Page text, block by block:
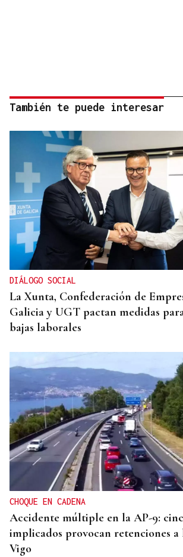
También te puede interesar
DIÁLOGO SOCIAL
La Xunta, Confederación de
Galicia y UGT pactan medidas
bajas laborales
CHOQUE EN CADENA
Accidente múltiple en la AP-9:
implicados provocan retenciones a
Vigo